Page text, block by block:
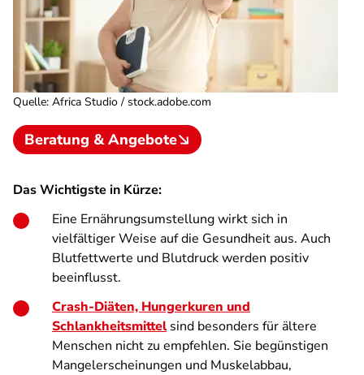
Quelle: Africa Studio / stock.adobe.com
Beratung & Angebote
Das Wichtigste in Kürze:
Eine Ernährungsumstellung wirkt sich in
vielfältiger Weise auf die Gesundheit aus. Auch
Blutfettwerte und Blutdruck werden positiv
beeinflusst.
Crash-Diäten, Hungerkuren und
Schlankheitsmittelsind besonders für ältere
Menschen nicht zu empfehlen. Sie begünstigen
Mangelerscheinungen und Muskelabbau,